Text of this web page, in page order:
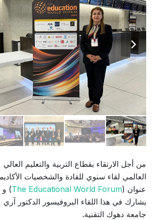
من أجل الارتقاء بقطاع التربية والتعليم
العالمي لقاء سنوي للقادة والشخصيات
عنوان ‏(The Educational World Forum) و
يشارك في هذا اللقاء البروفيسور الدكتور
جامعة دهوك التقنية.